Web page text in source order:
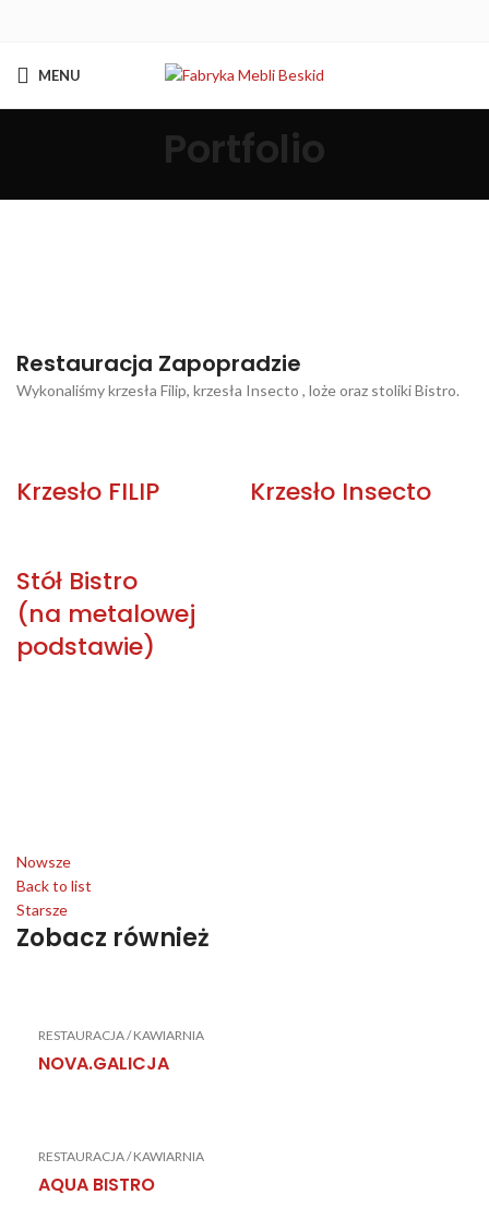
MENU
Portfolio
Restauracja Zapopradzie
Wykonaliśmy krzesła Filip, krzesła Insecto , loże oraz stoliki Bistro.
Krzesło FILIP Krzesło Insecto
Stół Bistro
(na metalowej
podstawie)
Nowsze
Back to list
Starsze
Zobacz również
RESTAURACJA / KAWIARNIA
NOVA.GALICJA
RESTAURACJA / KAWIARNIA
AQUA BISTRO